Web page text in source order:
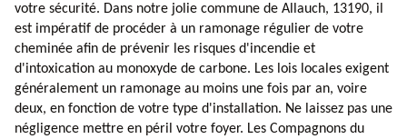
votre sécurité. Dans notre jolie commune de Allauch, 13190, il
est impératif de procéder à un ramonage régulier de votre
cheminée afin de prévenir les risques d'incendie et
d'intoxication au monoxyde de carbone. Les lois locales exigent
généralement un ramonage au moins une fois par an, voire
deux, en fonction de votre type d'installation. Ne laissez pas une
négligence mettre en péril votre foyer. Les Compagnons du